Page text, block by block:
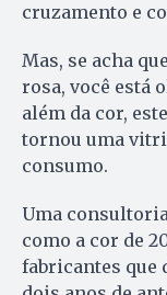
cruzamento e
Mas, se acha
rosa, você está
além da cor,
tornou uma
consumo.
Uma
como a cor de
fabricantes que